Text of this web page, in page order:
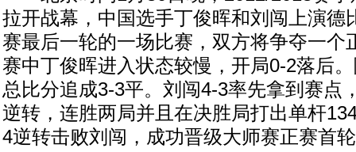
拉开战幕，中国选手丁俊晖和刘闯上演德
赛最后一轮的一场比赛，双方将争夺一个
赛中丁俊晖进入状态较慢，开局0-2落后
总比分追成3-3平。刘闯4-3率先拿到赛点
逆转，连胜两局并且在决胜局打出单杆
4逆转击败刘闯，成功晋级大师赛正赛首